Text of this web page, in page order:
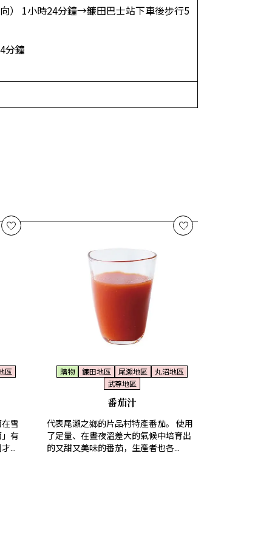
） 1小時24分鐘→鐮田巴士站下車後步行5
分鐘
區
雪
有
...
購物 鐮田地區 尾瀨地區
丸沼地區
武尊地區
番茄汁
代表尾瀨之鄉的片品村特產番茄。 使用
了足量、在晝夜溫差大的氣候中培育出
的又甜又美味的番茄，生產者也各...